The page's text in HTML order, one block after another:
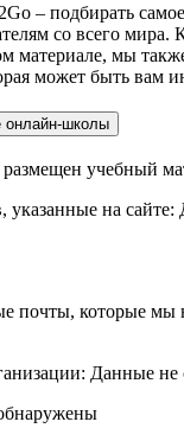
– подбирать
со всего
материале, мы
может быть вам
онлайн-школы
учебный
указанные на
почты, которые
Данные